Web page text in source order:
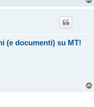
(e documenti) su MT!